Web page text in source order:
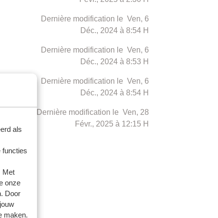
als
functies
Met
onze
Door
maken.
Dernière modification le Ven, 6
Déc., 2024 à 8:54 H
Dernière modification le Ven, 6
Déc., 2024 à 8:53 H
Dernière modification le Ven, 6
Déc., 2024 à 8:54 H
Dernière modification le Ven, 28
Févr., 2025 à 12:15 H